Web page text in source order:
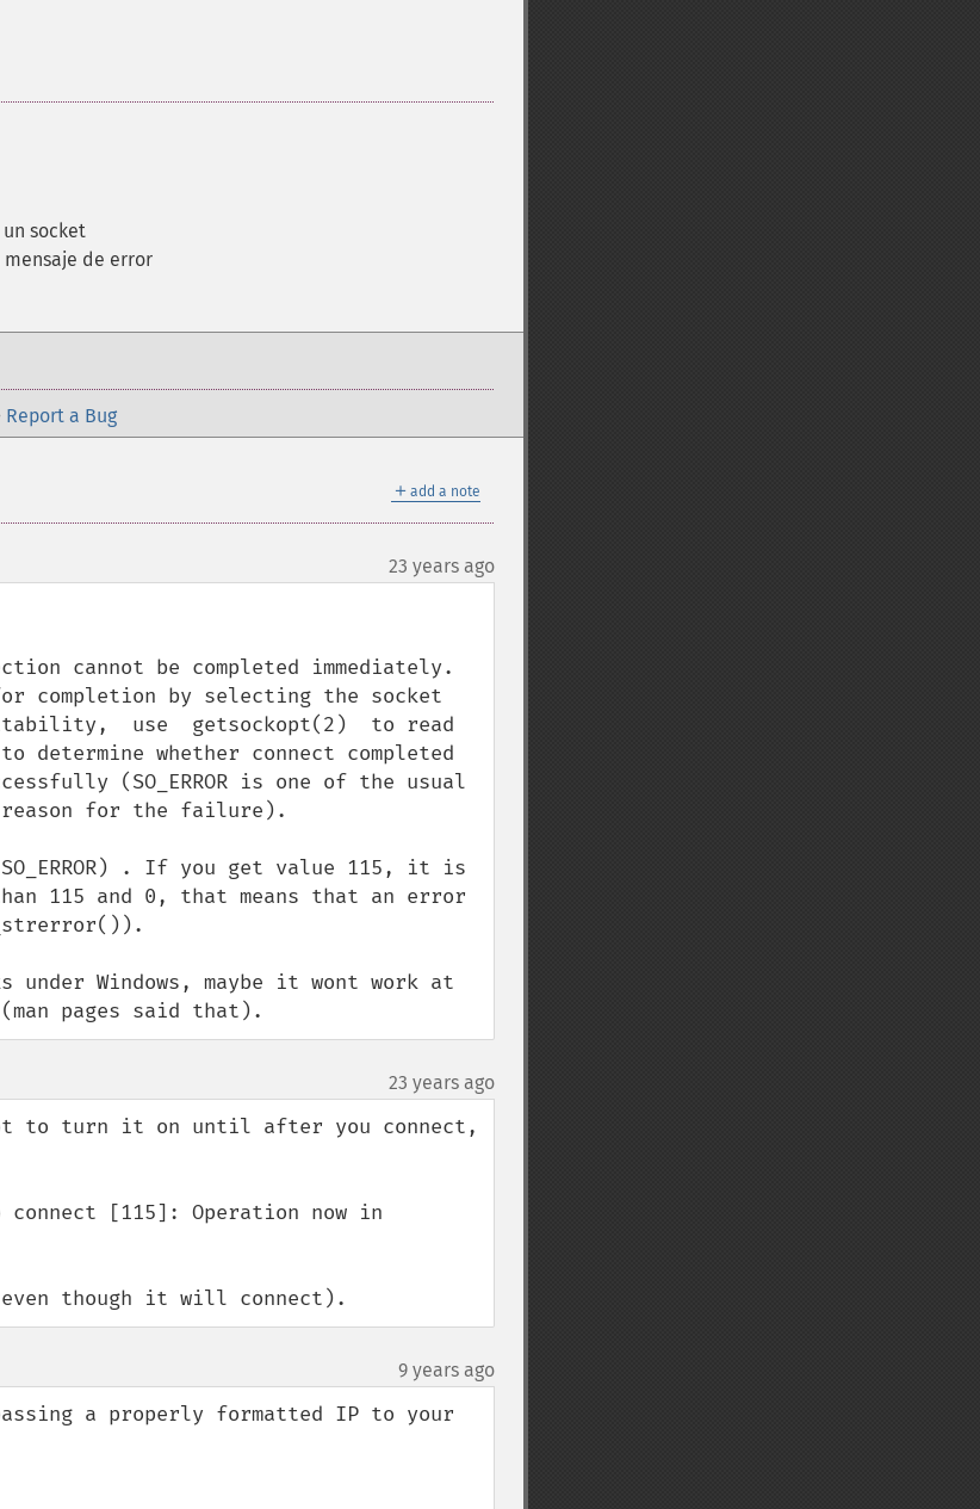
socket
de error
Report a Bug
＋ add a note
23 years ago
cannot be completed immediately.
by selecting the socket
use  getsockopt(2)  to read
to determine whether connect completed
(SO_ERROR is one of the usual
for the failure).
. If you get value 115, it is
115 and 0, that means that an error
under Windows, maybe it wont work at
pages said that).
23 years ago
to turn it on until after you connect,
connect [115]: Operation now in
though it will connect).
9 years ago
a properly formatted IP to your